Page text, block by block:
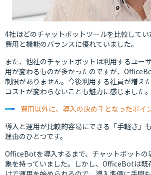
4社ほどのチャットボットツールを比較して
費用と機能のバランスに優れていました。
また、他社のチャットボットは利用するユー
用が変わるものが多かったのですが、
制限がありません。今後利用する社員が増え
コストが変わらないことも魅力に感じました。
費用以外に、導入の決め手となったポイ
導入と運用が比較的容易にできる「手軽さ」
理由のひとつです。
OfficeBotを導入するまで、チャットボットの
象を持っていました。しかし、OfficeBotは既